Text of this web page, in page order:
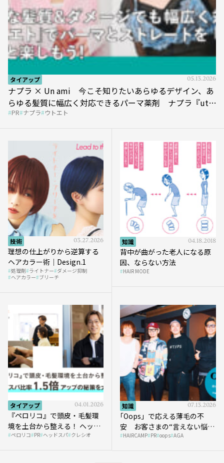
タイアップ 05.13.2026
ナプラ × Un ami 今こそ知りたいあらゆるデザイン、あ
らゆる髪質に幅広く対応できるパーマ薬剤 ナプラ『ut-
et』
PR ナプラ ウトエト
技術 03.27.2026
理想の仕上がりから逆算する
ヘアカラー術｜Design.1
処理剤 ライトナー ダメージ抑制
ヘアカラー ブリーチ
知識 04.18.2018
背中が曲がった老人になる原
因、ならない方法
HAIR MODE
タイアップ 04.01.2026
『ペロリコ』で頭皮・毛髪環
境を土台から整える！ ヘッド
スパ比率1.5倍アップの秘策を
ペロリコ PR ヘッドスパ クレシオ
知識 07.13.2026
｢Oops」で応える薄毛の不
安 お客さまの“言えない悩
み”にどう向き合う？ ＃01
HAIRCAMP PR oops AGA